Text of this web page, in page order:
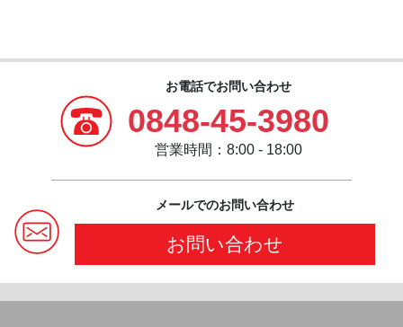
お電話でお問い合わせ
0848-45-3980
営業時間：8:00 - 18:00
メールでのお問い合わせ
お問い合わせ